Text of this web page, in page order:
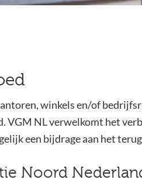
winkels en/of
NL verwelkomt het
een bijdrage aan het
Noord